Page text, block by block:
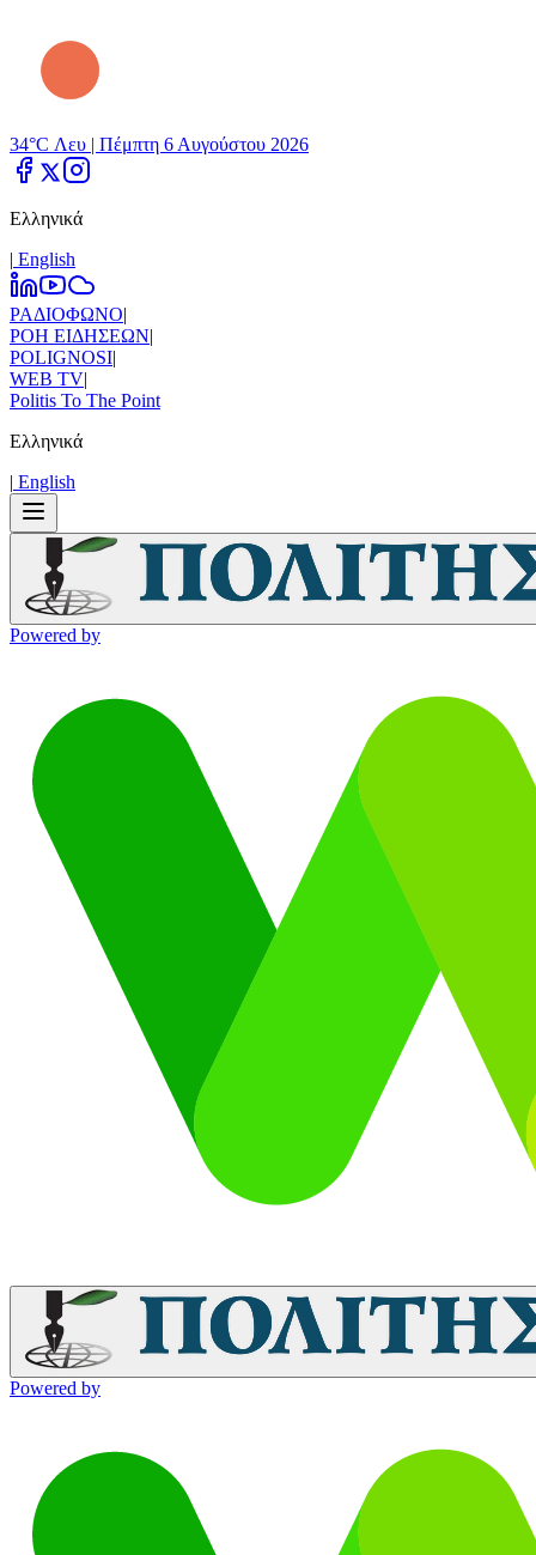
34°C Λευ | Πέμπτη 6 Αυγούστου 2026
Ελληνικά
| Εnglish
ΡΑΔΙΟΦΩΝΟ|
ΡΟΗ ΕΙΔΗΣΕΩΝ|
POLIGNOSI|
WEB TV|
Politis To The Point
Ελληνικά
| Εnglish
Powered by
Powered by